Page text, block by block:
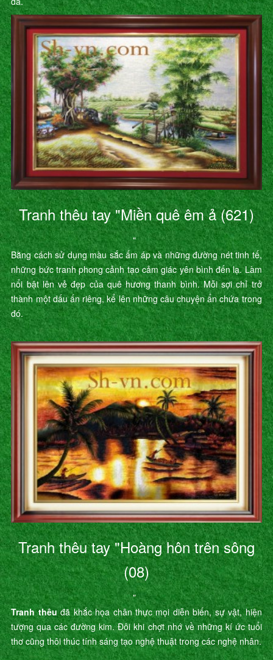
Tranh thêu tay "Miền quê êm ả (621)
"
Bằng cách sử dụng màu sắc ấm áp và những đường nét tinh tế,
những bức tranh phong cảnh tạo cảm giác yên bình đến lạ. Làm
nổi bật lên vẻ đẹp của quê hương thanh bình. Mỗi sợi chỉ trở
thành một dấu ấn riêng, kể lên những câu chuyện ẩn chứa trong
đó.
Tranh thêu tay "Hoàng hôn trên sông
(08)
"
Tranh thêuđã khắc họa chân thực mọi diễn biến, sự vật, hiện
tượng qua các đường kim. Đôi khi chợt nhớ về những kí ức tuổi
thơ cũng thôi thúc tính sáng tạo nghệ thuật trong các nghệ nhân.